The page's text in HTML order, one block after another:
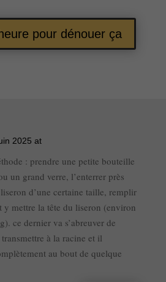
pour dénouer ça
2025 at
: prendre une petite bouteille
un grand verre, l’enterrer près
d’une certaine taille, remplir
y mettre la tête du liseron (environ
ce dernier va s’abreuver de
à la racine et il
au bout de quelque